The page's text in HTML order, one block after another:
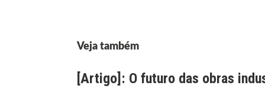
Veja também
[Artigo]: O futuro das obras